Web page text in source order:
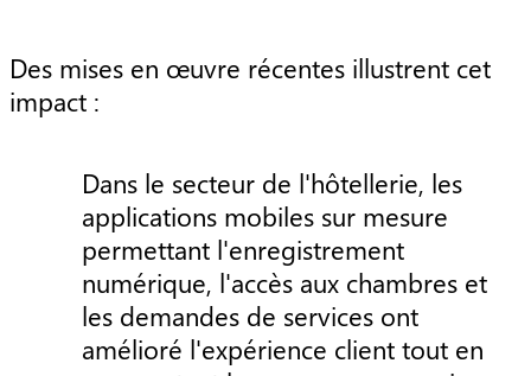
Des mises en œuvre récentes illustrent cet
impact :
Dans le secteur de l'hôtellerie, les
applications mobiles sur mesure
permettant l'enregistrement
numérique, l'accès aux chambres et
les demandes de services ont
amélioré l'expérience client tout en